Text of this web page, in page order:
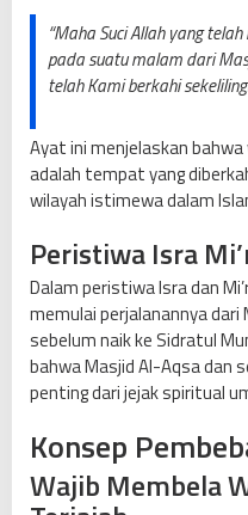
“Maha Suci Allah yang
pada suatu malam dari
telah Kami berkahi
Ayat ini menjelaskan
adalah tempat yang
wilayah istimewa dalam
Peristiwa Isra
Dalam peristiwa Isra dan
memulai perjalanannya dari
sebelum naik ke Sidratul
bahwa Masjid Al-Aqsa dan
penting dari jejak spiritual
Konsep
Wajib Membela